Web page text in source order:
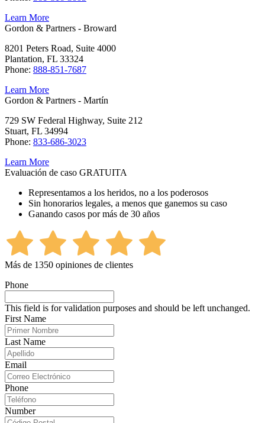
Learn More
Gordon & Partners - Broward
8201 Peters Road, Suite 4000
Plantation, FL 33324
Phone: 888-851-7687
Learn More
Gordon & Partners - Martín
729 SW Federal Highway, Suite 212
Stuart, FL 34994
Phone: 833-686-3023
Learn More
Evaluación de caso GRATUITA
Representamos a los heridos, no a los poderosos
Sin honorarios legales, a menos que ganemos su caso
Ganando casos por más de 30 años
Más de 1350 opiniones de clientes
Phone
This field is for validation purposes and should be left unchanged.
First Name
Last Name
Email
Phone
Number